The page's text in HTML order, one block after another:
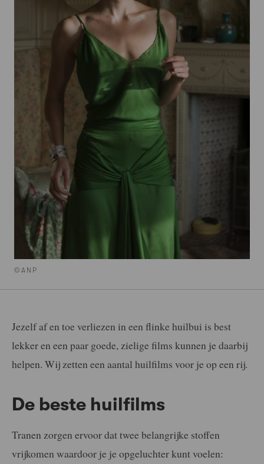
©ANP
Jezelf af en toe verliezen in een flinke huilbui is best
lekker en een paar goede, zielige films kunnen je daarbij
helpen. Wij zetten een aantal huilfilms voor je op een rij.
De beste huilfilms
Tranen zorgen ervoor dat twee belangrijke stoffen
vrijkomen waardoor je je opgeluchter kunt voelen: